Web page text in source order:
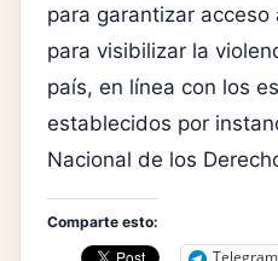
para garantizar
para visibilizar la
país, en línea con los
establecidos por
Nacional de los
Comparte esto: